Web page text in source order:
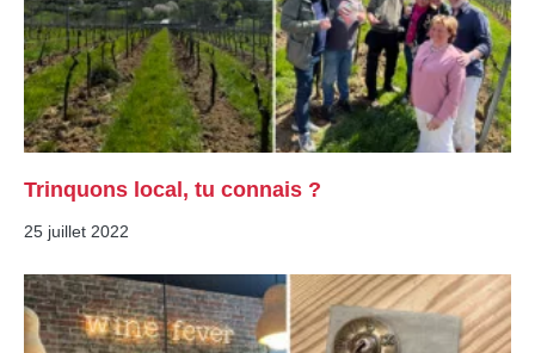
Trinquons local, tu connais ?
25 juillet 2022